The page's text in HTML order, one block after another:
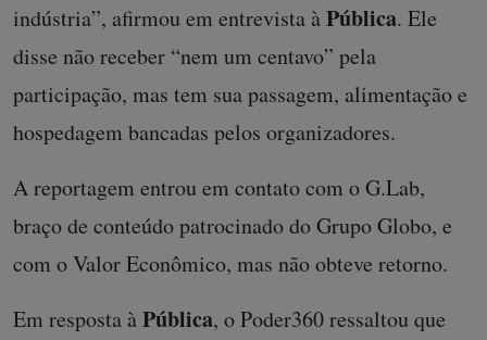
indústria”, afirmou em entrevista àPública. Ele
disse não receber “nem um centavo” pela
participação, mas tem sua passagem, alimentação e
hospedagem bancadas pelos organizadores.
A reportagem entrou em contato com o G.Lab,
braço de conteúdo patrocinado do Grupo Globo, e
com o Valor Econômico, mas não obteve retorno.
Em resposta àPública, o Poder360 ressaltou que